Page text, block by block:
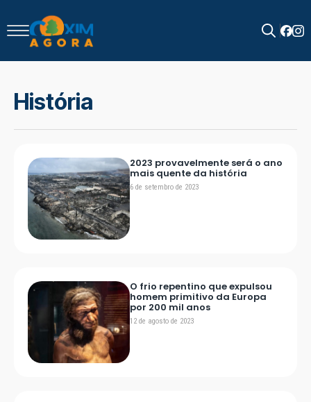
for:
História
2023 provavelmente será o ano
mais quente da história
6 de setembro de 2023
O frio repentino que expulsou
homem primitivo da Europa
por 200 mil anos
12 de agosto de 2023